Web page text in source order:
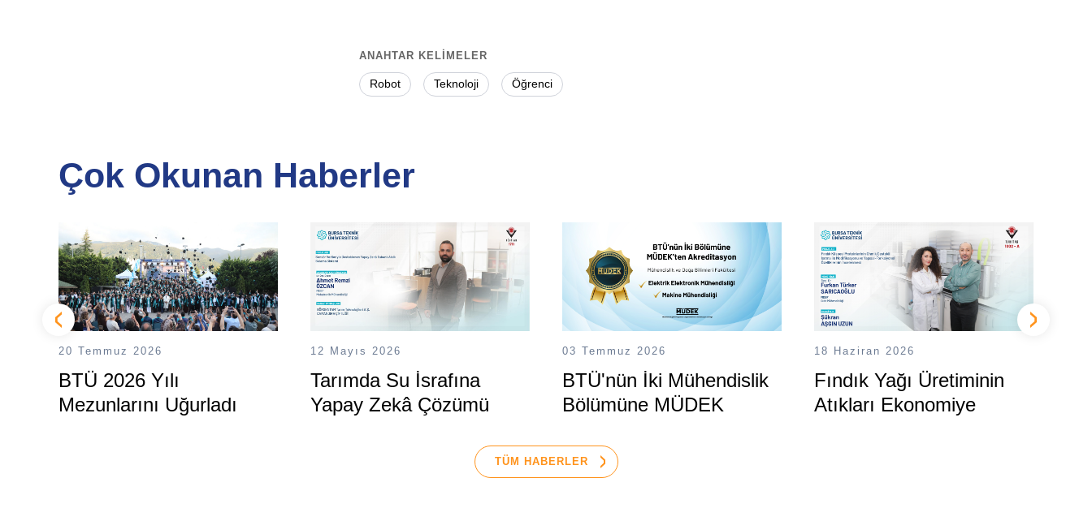
ANAHTAR KELİMELER
Robot Teknoloji Öğrenci
Çok Okunan Haberler
20 Temmuz 2026
BTÜ 2026 Yılı
Mezunlarını Uğurladı
12 Mayıs 2026
Tarımda Su İsrafına
Yapay Zekâ Çözümü
03 Temmuz 2026
BTÜ'nün İki Mühendislik
Bölümüne MÜDEK
18 Haziran 2026
Fındık Yağı Üretiminin
Atıkları Ekonomiye
TÜM HABERLER